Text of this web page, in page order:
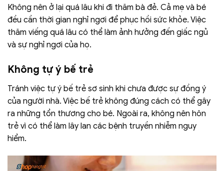
Không nên ở lại quá lâu khi đi thăm bà đẻ. Cả mẹ và bé
đều cần thời gian nghỉ ngơi để phục hồi sức khỏe. Việc
thăm viếng quá lâu có thể làm ảnh hưởng đến giấc ngủ
và sự nghỉ ngơi của họ.
Không tự ý bế trẻ
Tránh việc tự ý bế trẻ sơ sinh khi chưa được sự đồng ý
của người nhà. Việc bế trẻ không đúng cách có thể gây
ra những tổn thương cho bé. Ngoài ra, không nên hôn
trẻ vì có thể làm lây lan các bệnh truyền nhiễm nguy
hiểm.